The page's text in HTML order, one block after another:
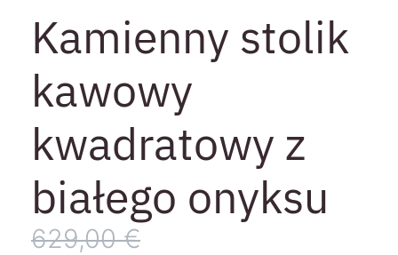
Kamienny stolik
kawowy
kwadratowy z
białego onyksu
629,00€